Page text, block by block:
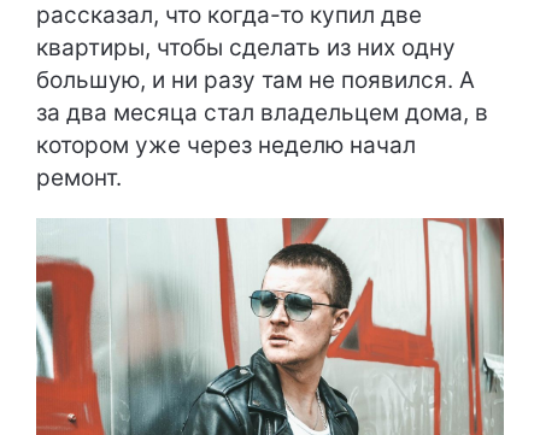
рассказал, что когда-то купил две
квартиры, чтобы сделать из них одну
большую, и ни разу там не появился. А
за два месяца стал владельцем дома, в
котором уже через неделю начал
ремонт.